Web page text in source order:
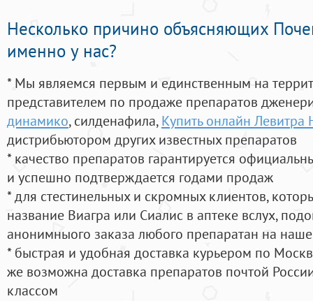
Несколько причино объясняющих
именно у нас?
* Мы являемся первым и единственным на
представителем по продаже препаратов
динамико, силденафила, Купить онлайн Левитра
дистрибьютором других известных препаратов
* качество препаратов гарантируется
и успешно подтверждается годами продаж
* для стестинельных и скромных клиентов,
название Виагра или Сиалис в аптеке вслух,
анонимныого заказа любого препаратан на
* быстрая и удобная доставка курьером по
же возможна доставка препаратов почтой
классом